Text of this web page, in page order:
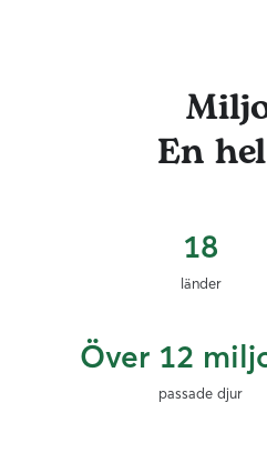
En
18
länder
Över 12
passade djur